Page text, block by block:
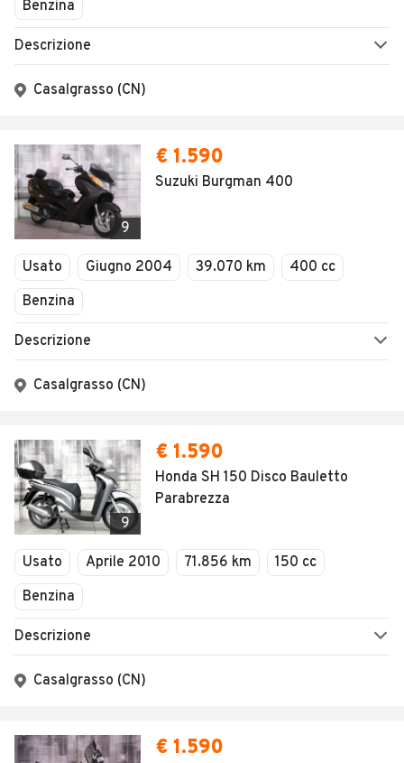
Benzina
Descrizione
Casalgrasso (CN)
9
€ 1.590
Suzuki Burgman 400
Usato Giugno 2004 39.070 km
400 cc
Benzina
Descrizione
Casalgrasso (CN)
9
€ 1.590
Honda SH 150 Disco Bauletto
Parabrezza
Usato Aprile 2010 71.856 km
150 cc
Benzina
Descrizione
Casalgrasso (CN)
€ 1.590